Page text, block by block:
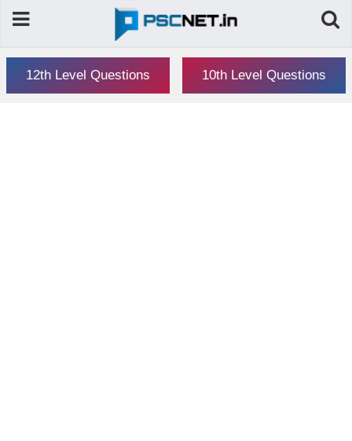
12th Level Questions 10th Level Questions